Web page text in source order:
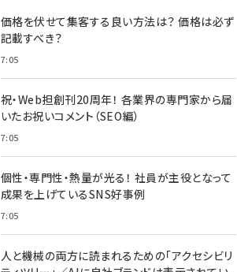
meo (1274)
価格を伏せて集客する良い方法は？ 価格は必ず
記載すべき？
7:05
祝・Web担創刊20周年！ 各業界の専門家から届
いたお祝いコメント（SEO編）
7:05
個性・専門性・熱量が光る！ 社員が主役となって
成果を上げているSNS好事例
7:05
人と機械の両方に読まれるための「アクセシビリ